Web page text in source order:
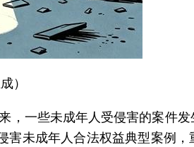
）
，一些未成年人受侵害的案件
未成年人合法权益典型案例